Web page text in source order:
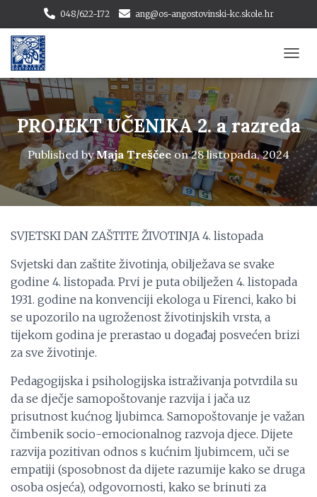
048/622-172 ang@os-angostovinski-kc.skole.hr
O
E
N
A
V
I
G
PROJEKT UČENIKA 2. a razreda
Published byMaja Treščecon28 listopada, 2024
SVJETSKI DAN ZAŠTITE ŽIVOTINJA 4. listopada
Svjetski dan zaštite životinja, obilježava se svake
godine 4. listopada. Prvi je puta obilježen 4. listopada
1931. godine na konvenciji ekologa u Firenci, kako bi
se upozorilo na ugroženost životinjskih vrsta, a
tijekom godina je prerastao u događaj posvećen brizi
za sve životinje.
Pedagogijska i psihologijska istraživanja potvrdila su
da se dječje samopoštovanje razvija i jača uz
prisutnost kućnog ljubimca. Samopoštovanje je važan
čimbenik socio-emocionalnog razvoja djece. Dijete
razvija pozitivan odnos s kućnim ljubimcem, uči se
empatiji (sposobnost da dijete razumije kako se druga
osoba osjeća), odgovornosti, kako se brinuti za